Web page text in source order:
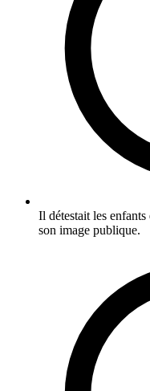
Il détestait les
son image publique.